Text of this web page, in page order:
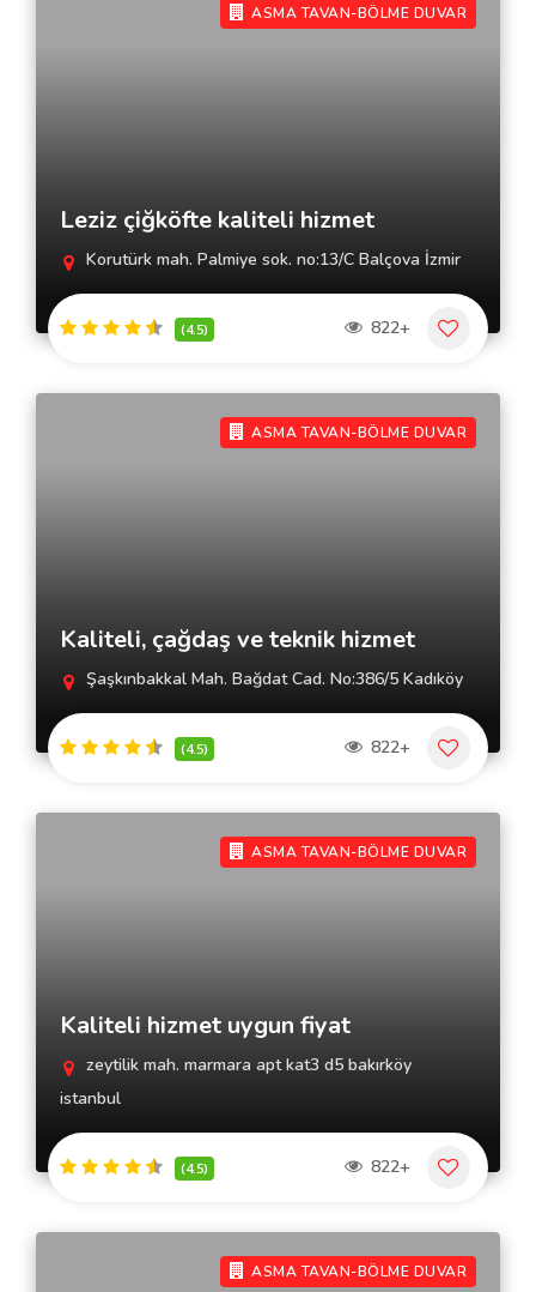
ASMA TAVAN-BÖLME DUVAR
Leziz çiğköfte kaliteli hizmet
Korutürk mah. Palmiye sok. no:13/C Balçova İzmir
(4.5) 822+
ASMA TAVAN-BÖLME DUVAR
Kaliteli, çağdaş ve teknik hizmet
Şaşkınbakkal Mah. Bağdat Cad. No:386/5 Kadıköy
(4.5) 822+
ASMA TAVAN-BÖLME DUVAR
Kaliteli hizmet uygun fiyat
zeytilik mah. marmara apt kat3 d5 bakırköy
istanbul
(4.5) 822+
ASMA TAVAN-BÖLME DUVAR